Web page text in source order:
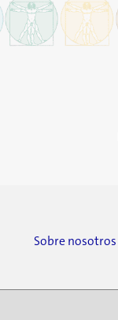
Sobre nosotros